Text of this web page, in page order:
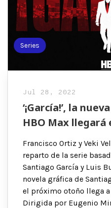
Series
Jul 28, 2022
‘¡García!’, la
HBO Max llegará
Francisco Ortiz y Veki
reparto de la serie
Santiago García y Luis
novela gráfica de
el próximo otoño llega a
Dirigida por Eugenio